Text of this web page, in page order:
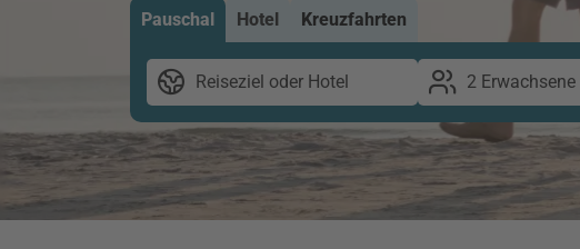
Pauschal Hotel Kreuzfahrten
Reiseziel oder Hotel 2 Erwachsene